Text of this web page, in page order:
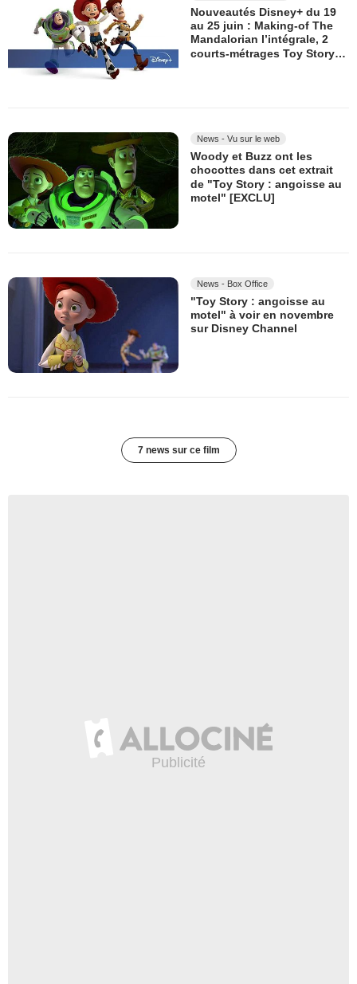
Nouveautés Disney+ du 19
au 25 juin : Making-of The
Mandalorian l’intégrale, 2
courts-métrages Toy Story…
News - Vu sur le web
Woody et Buzz ont les
chocottes dans cet extrait
de "Toy Story : angoisse au
motel" [EXCLU]
News - Box Office
"Toy Story : angoisse au
motel" à voir en novembre
sur Disney Channel
7 news sur ce film